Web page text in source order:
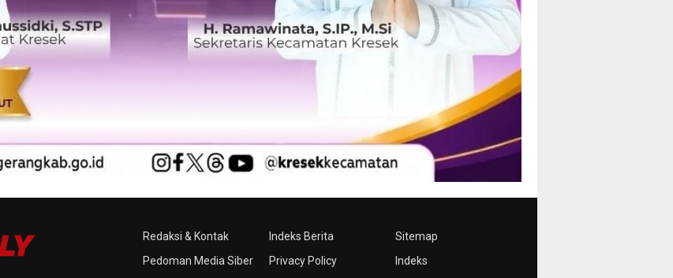
Redaksi & Kontak
Pedoman Media Siber
Indeks Berita
Privacy Policy
Sitemap
Indeks